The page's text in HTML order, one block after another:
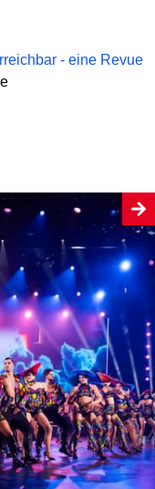
- eine Revue